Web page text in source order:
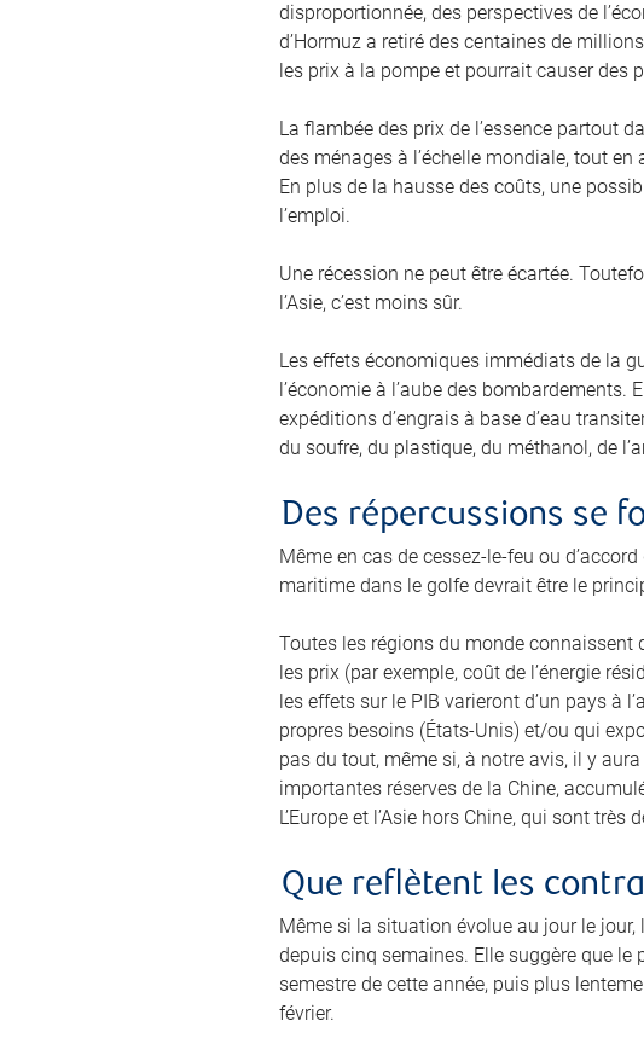
disproportionnée, des perspectives de
d’Hormuz a retiré des centaines de
les prix à la pompe et pourrait causer des
La flambée des prix de l’essence partout
des ménages à l’échelle mondiale, tout
En plus de la hausse des coûts, une
l’emploi.
Une récession ne peut être écartée.
l’Asie, c’est moins sûr.
Les effets économiques immédiats de la
l’économie à l’aube des
expéditions d’engrais à base d’eau
du soufre, du plastique, du méthanol, de
Des répercussions se
Même en cas de cessez-le-feu ou
maritime dans le golfe devrait être le
Toutes les régions du monde connaissent
les prix (par exemple, coût de l’énergie
les effets sur le PIB varieront d’un pays à
propres besoins (États-Unis) et/ou qui
pas du tout, même si, à notre avis, il y
importantes réserves de la Chine,
L’Europe et l’Asie hors Chine, qui sont
Que reflètent les
Même si la situation évolue au jour le
depuis cinq semaines. Elle suggère que
semestre de cette année, puis plus
février.